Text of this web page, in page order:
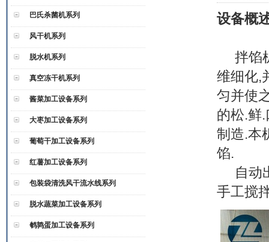
巴氏杀菌机系列
风干机系列
脱水机系列
真空冻干机系列
酱菜加工设备系列
大枣加工设备系列
葡萄干加工设备系列
红薯加工设备系列
包装袋清洗风干流水线系列
脱水蔬菜加工设备系列
鹌鹑蛋加工设备系列
设备概
拌馅
维细化,
匀并使
的松.鲜
制造.本
馅.
自动
手工搅